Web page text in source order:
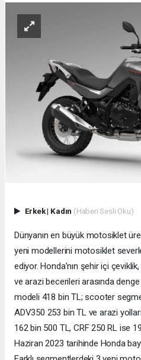
Erkek| Kadın (Haberi Sesli Oku)
Dünyanın en büyük motosiklet
yeni modellerini motosiklet
ediyor. Honda’nın şehir içi
ve arazi becerileri arasında
modeli 418 bin TL; scooter
ADV350 253 bin TL ve arazi
162 bin 500 TL, CRF 250 RL ise
Haziran 2023 tarihinde Honda